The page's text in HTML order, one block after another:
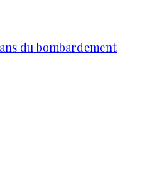
du bombardement